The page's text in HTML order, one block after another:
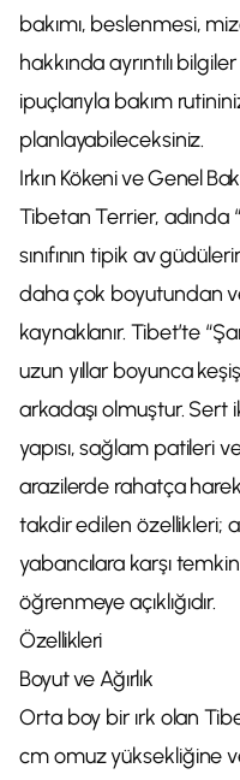
bakımı, beslenmesi,
hakkında ayrıntılı
ipuçlarıyla bakım
planlayabileceksiniz.
Irkın Kökeni ve Genel
Tibetan Terrier, adında
sınıfının tipik av
daha çok boyutundan
kaynaklanır. Tibet’te
uzun yıllar boyunca
arkadaşı olmuştur. Sert
yapısı, sağlam patileri
arazilerde rahatça
takdir edilen özellikleri;
yabancılara karşı
öğrenmeye açıklığıdır.
Özellikleri
Boyut ve Ağırlık
Orta boy bir ırk olan
cm omuz yüksekliğine